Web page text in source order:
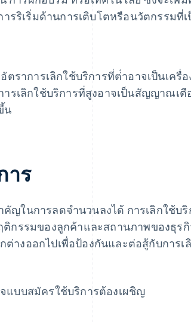
รริเริ่มด้านการเติบโตหรือนวัตกรรมที่เ
ราการเลิกใช้บริการที่ต่ําอาจเป็นเครื่
รเลิกใช้บริการที่สูงอาจเป็นสัญญาณเตื
น
าร
ญในการลดจำนวนลงได้ การเลิกใช้บริ
ติกรรมของลูกค้าและสถานภาพของธุร
างออกไปเพื่อป้องกันและต่อสู้กับการเ
แบบสมัครใช้บริการต้องเผชิญ